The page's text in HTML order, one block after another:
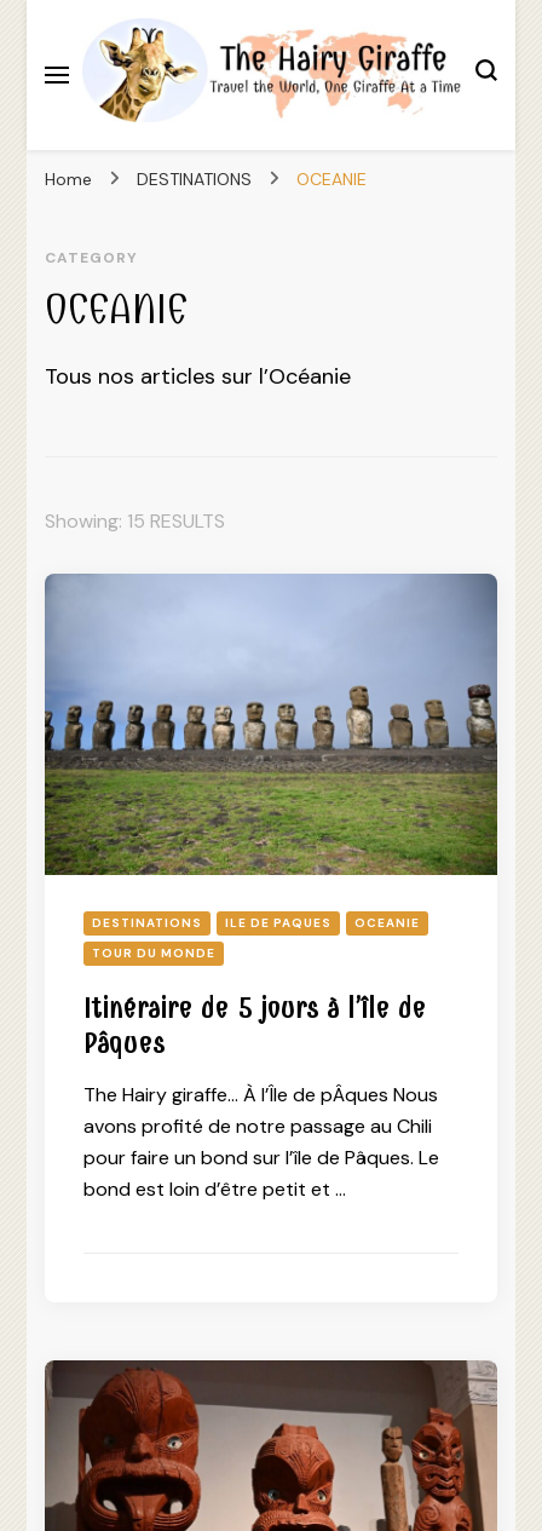
The Hairy Giraffe
Home
DESTINATIONS OCEANIE
CATEGORY
OCEANIE
Tous nos articles sur l’Océanie
Showing: 15 RESULTS
DESTINATIONS ILE DE PAQUES
OCEANIE
TOUR DU MONDE
Itinéraire de 5 jours à l’île de
Pâques
The Hairy giraffe… À l’Île de pÂques Nous
avons profité de notre passage au Chili
pour faire un bond sur l’île de Pâques. Le
bond est loin d’être petit et …